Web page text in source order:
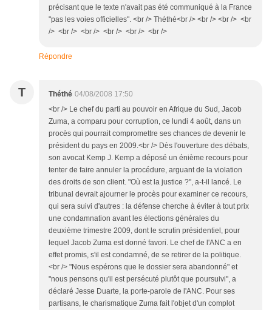
précisant que le texte n'avait pas été communiqué à la France
"pas les voies officielles". <br /> Théthé<br /> <br /> <br /> <br
/> <br /> <br /> <br /> <br /> <br />
Répondre
T Théthé 04/08/2008 17:50
<br /> Le chef du parti au pouvoir en Afrique du Sud, Jacob
Zuma, a comparu pour corruption, ce lundi 4 août, dans un
procès qui pourrait compromettre ses chances de devenir le
président du pays en 2009.<br /> Dès l'ouverture des débats,
son avocat Kemp J. Kemp a déposé un énième recours pour
tenter de faire annuler la procédure, arguant de la violation
des droits de son client. "Où est la justice ?", a-t-il lancé. Le
tribunal devrait ajourner le procès pour examiner ce recours,
qui sera suivi d'autres : la défense cherche à éviter à tout prix
une condamnation avant les élections générales du
deuxième trimestre 2009, dont le scrutin présidentiel, pour
lequel Jacob Zuma est donné favori. Le chef de l'ANC a en
effet promis, s'il est condamné, de se retirer de la politique.
<br /> "Nous espérons que le dossier sera abandonné" et
"nous pensons qu'il est persécuté plutôt que poursuivi", a
déclaré Jesse Duarte, la porte-parole de l'ANC. Pour ses
partisans, le charismatique Zuma fait l'objet d'un complot